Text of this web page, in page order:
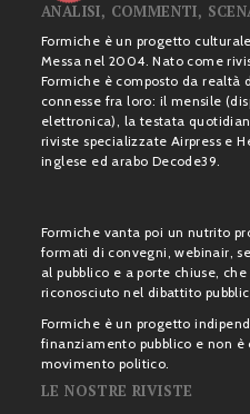
ANALISI, COMMENTI,
Formiche è un progetto
Messa nel 2004. Nato come
Formiche è composto da realtà
connesse fra loro: il mensile
elettronica), la testata
riviste specializzate Airpress e
inglese ed arabo Decode39.
Formiche vanta poi un nutrito
formati di convegni, webinair,
al pubblico e a porte chiuse,
riconosciuto nel dibattito
Formiche è un progetto
finanziamento pubblico e non
movimento politico.
LE NOSTRE RIVISTE